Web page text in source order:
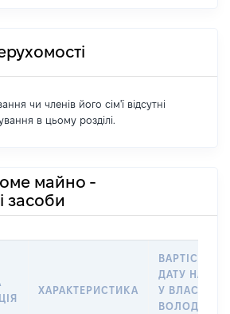
чи членів його сім'ї відсутні
в цьому розділі.
майно -
засоби
ХАРАКТЕРИСТИКА
ВАРТІСТЬ НА
ДАТУ
У
ВОЛОДІННЯ